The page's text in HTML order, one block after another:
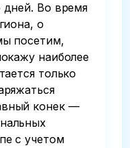
дней. Во время
о
посетим,
наиболее
только
конек —
с учетом